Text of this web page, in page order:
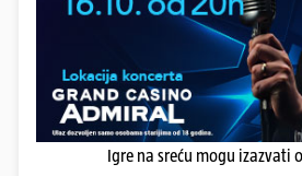
Igre na sreću mogu izazvati